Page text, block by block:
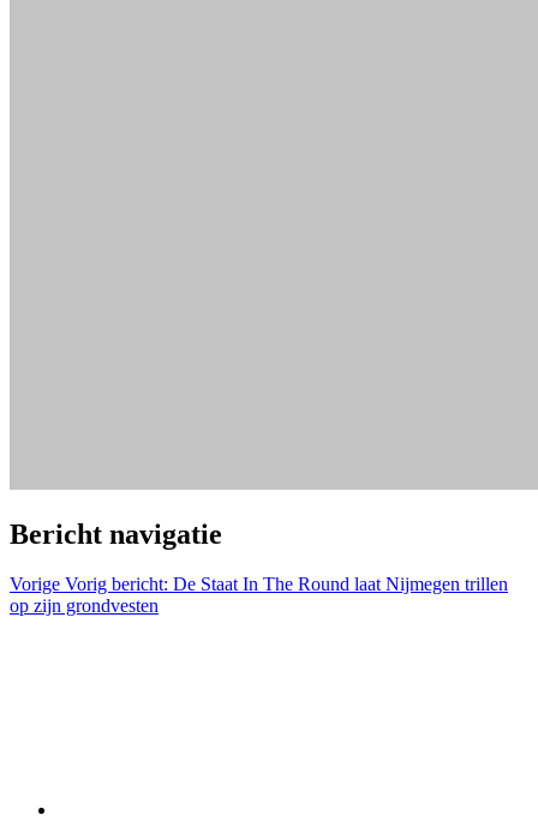
Bericht navigatie
Vorige Vorig bericht: De Staat In The Round laat Nijmegen trillen
op zijn grondvesten